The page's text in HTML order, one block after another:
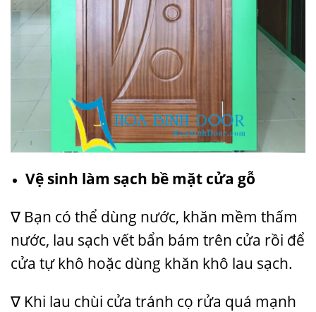
Vệ sinh làm sạch bề mặt cửa gỗ
∇ Bạn có thể dùng nước, khăn mềm thấm
nước, lau sạch vết bẩn bám trên cửa rồi để
cửa tự khô hoặc dùng khăn khô lau sạch.
∇ Khi lau chùi cửa tránh cọ rửa quá mạnh